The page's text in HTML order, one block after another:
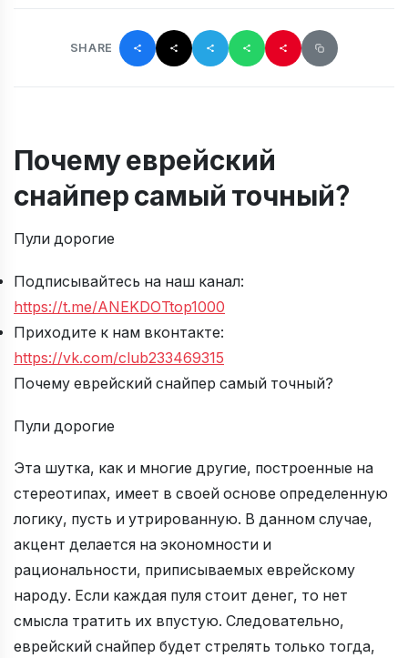
SHARE
Почему еврейский
снайпер самый точный?
Пули дорогие
Подписывайтесь на наш канал:
https://t.me/ANEKDOTtop1000
Приходите к нам вконтакте:
https://vk.com/club233469315
Почему еврейский снайпер самый точный?
Пули дорогие
Эта шутка, как и многие другие, построенные на
стереотипах, имеет в своей основе определенную
логику, пусть и утрированную. В данном случае,
акцент делается на экономности и
рациональности, приписываемых еврейскому
народу. Если каждая пуля стоит денег, то нет
смысла тратить их впустую. Следовательно,
еврейский снайпер будет стрелять только тогда,